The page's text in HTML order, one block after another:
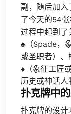
副，随后加
了今天的54
过程中起到了
♠ （Spade，
或圣职者）、
♦ （象征工匠
历史或神话人
扑克牌中
扑克牌的设计